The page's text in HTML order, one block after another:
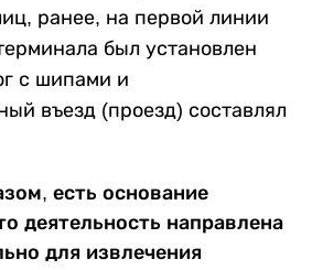
ранее, на первой линии
был установлен
с шипами и
въезд (проезд) составлял
есть основание
деятельность направлена
для извлечения